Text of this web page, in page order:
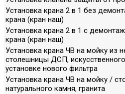
Установка крана 2 в 1 без
крана (кран наш)
Установка крана 2 в 1 с
крана (кран наш)
Установка крана ЧВ на мойку из
столешницы ДСП,
установке нового фильтра
Установка крана ЧВ на мойку /
натурального камня, гранита